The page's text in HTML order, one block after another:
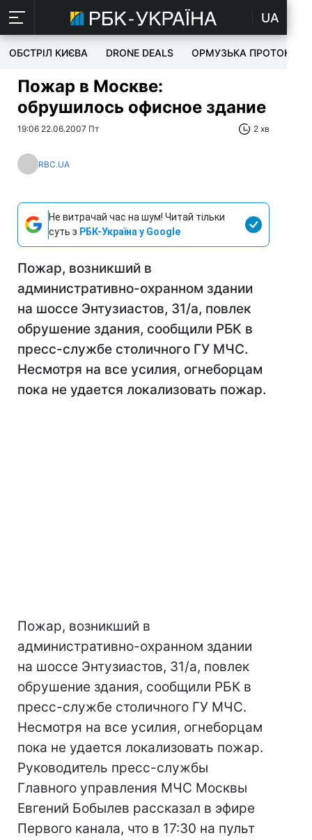
UA
ОБСТРІЛ КИЄВА DRONE DEALS ОРМУЗЬКА ПРОТОКА
Пожар в Москве:
обрушилось офисное здание
19:06 22.06.2007 Пт 2 хв
RBC.UA
Не витрачай час на шум! Читай тільки
суть з РБК-Україна у Google
Пожар, возникший в
административно-охранном здании
на шоссе Энтузиастов, 31/а, повлек
обрушение здания, сообщили РБК в
пресс-службе столичного ГУ МЧС.
Несмотря на все усилия, огнеборцам
пока не удается локализовать пожар.
Пожар, возникший в
административно-охранном здании
на шоссе Энтузиастов, 31/а, повлек
обрушение здания, сообщили РБК в
пресс-службе столичного ГУ МЧС.
Несмотря на все усилия, огнеборцам
пока не удается локализовать пожар.
Руководитель пресс-службы
Главного управления МЧС Москвы
Евгений Бобылев рассказал в эфире
Первого канала, что в 17:30 на пульт